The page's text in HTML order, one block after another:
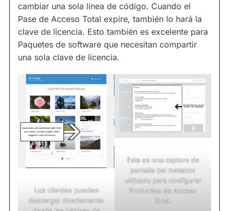
cambiar una sola línea de código. Cuando el
Pase de Acceso Total expire, también lo hará la
clave de licencia. Esto también es excelente para
Paquetes de software que necesitan compartir
una sola clave de licencia.
Los clientes pueden
descargar directamente
Esta es una captura de
pantalla del metabox
utilizado para configurar
Productos de Acceso
Total.